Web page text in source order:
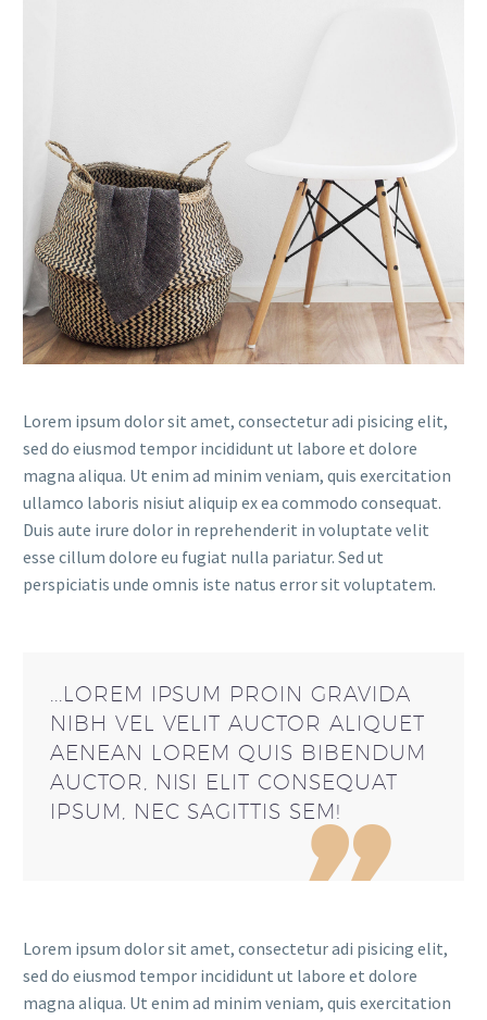
Lorem ipsum dolor sit amet, consectetur adi pisicing elit,
sed do eiusmod tempor incididunt ut labore et dolore
magna aliqua. Ut enim ad minim veniam, quis exercitation
ullamco laboris nisiut aliquip ex ea commodo consequat.
Duis aute irure dolor in reprehenderit in voluptate velit
esse cillum dolore eu fugiat nulla pariatur. Sed ut
perspiciatis unde omnis iste natus error sit voluptatem.
...LOREM IPSUM PROIN GRAVIDA
NIBH VEL VELIT AUCTOR ALIQUET
AENEAN LOREM QUIS BIBENDUM
AUCTOR, NISI ELIT CONSEQUAT
IPSUM, NEC SAGITTIS SEM!
Lorem ipsum dolor sit amet, consectetur adi pisicing elit,
sed do eiusmod tempor incididunt ut labore et dolore
magna aliqua. Ut enim ad minim veniam, quis exercitation